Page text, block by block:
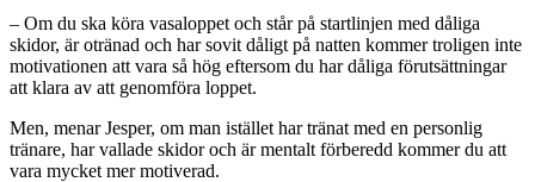
– Om du ska köra vasaloppet och står på startlinjen med dåliga
skidor, är otränad och har sovit dåligt på natten kommer troligen inte
motivationen att vara så hög eftersom du har dåliga förutsättningar
att klara av att genomföra loppet.
Men, menar Jesper, om man istället har tränat med en personlig
tränare, har vallade skidor och är mentalt förberedd kommer du att
vara mycket mer motiverad.